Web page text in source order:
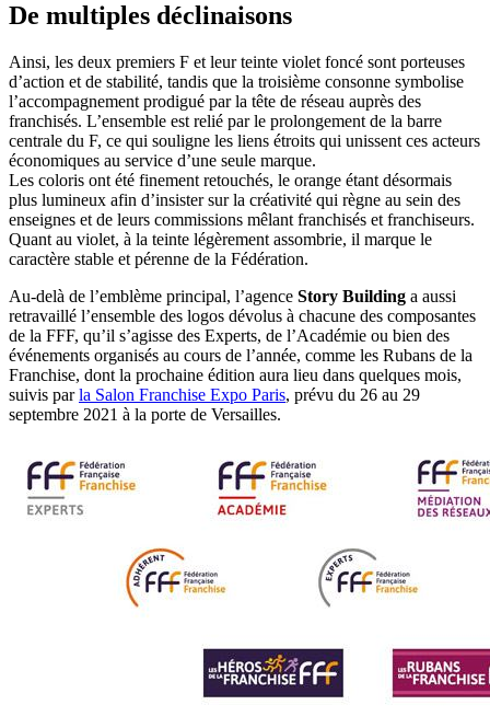
De multiples déclinaisons
Ainsi, les deux premiers F et leur teinte violet foncé sont porteuses
d’action et de stabilité, tandis que la troisième consonne symbolise
l’accompagnement prodigué par la tête de réseau auprès des
franchisés. L’ensemble est relié par le prolongement de la barre
centrale du F, ce qui souligne les liens étroits qui unissent ces acteurs
économiques au service d’une seule marque.
Les coloris ont été finement retouchés, le orange étant désormais
plus lumineux afin d’insister sur la créativité qui règne au sein des
enseignes et de leurs commissions mêlant franchisés et franchiseurs.
Quant au violet, à la teinte légèrement assombrie, il marque le
caractère stable et pérenne de la Fédération.
Au-delà de l’emblème principal, l’agence Story Building a aussi
retravaillé l’ensemble des logos dévolus à chacune des composantes
de la FFF, qu’il s’agisse des Experts, de l’Académie ou bien des
événements organisés au cours de l’année, comme les Rubans de la
Franchise, dont la prochaine édition aura lieu dans quelques mois,
suivis parla Salon Franchise Expo Paris, prévu du 26 au 29
septembre 2021 à la porte de Versailles.